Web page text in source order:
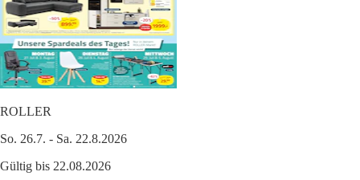
ROLLER
So. 26.7. - Sa. 22.8.2026
Gültig bis 22.08.2026